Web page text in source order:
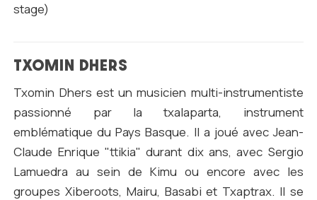
stage)
TXOMIN DHERS
Txomin Dhers est un musicien multi-instrumentiste
passionné par la txalaparta, instrument
emblématique du Pays Basque. Il a joué avec Jean-
Claude Enrique "ttikia" durant dix ans, avec Sergio
Lamuedra au sein de Kimu ou encore avec les
groupes Xiberoots, Mairu, Basabi et Txaptrax. Il se